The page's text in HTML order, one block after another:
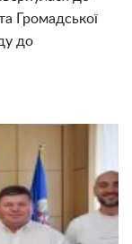
Громадської
до